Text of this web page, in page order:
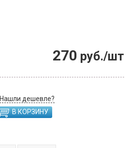
270 руб./шт
Нашли дешевле?
В КОРЗИНУ